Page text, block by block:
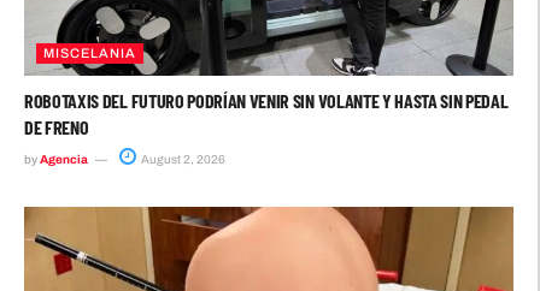
MISCELANIA
ROBOTAXIS DEL FUTURO PODRÍAN VENIR SIN VOLANTE Y HASTA SIN PEDAL
DE FRENO
byAgencia August 2, 2026